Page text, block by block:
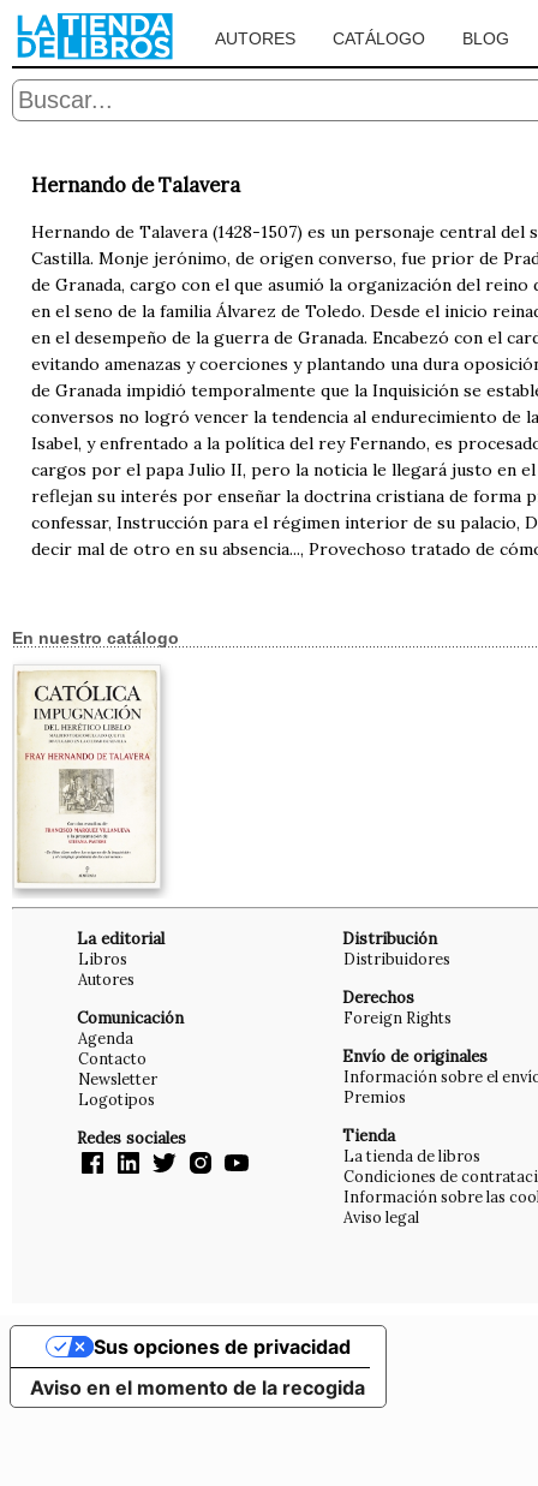
AUTORES CATÁLOGO BLOG
Hernando de Talavera
Hernando de Talavera (1428-1507) es un personaje central
Castilla. Monje jerónimo, de origen converso, fue prior de
de Granada, cargo con el que asumió la organización del
en el seno de la familia Álvarez de Toledo. Desde el inicio
en el desempeño de la guerra de Granada. Encabezó con el
evitando amenazas y coerciones y plantando una dura
de Granada impidió temporalmente que la Inquisición se
conversos no logró vencer la tendencia al endurecimiento de
Isabel, y enfrentado a la política del rey Fernando, es
cargos por el papa Julio II, pero la noticia le llegará justo en el
reflejan su interés por enseñar la doctrina cristiana de forma
confessar, Instrucción para el régimen interior de su palacio,
decir mal de otro en su absencia..., Provechoso tratado de
En nuestro catálogo
La editorial
Libros
Autores
Comunicación
Agenda
Contacto
Newsletter
Logotipos
Redes sociales
Distribución
Distribuidores
Derechos
Foreign Rights
Envío de originales
Información sobre el
Premios
Tienda
La tienda de libros
Condiciones de
Información sobre las
Aviso legal
Aviso en el momento de la recogida
Sus opciones de privacidad